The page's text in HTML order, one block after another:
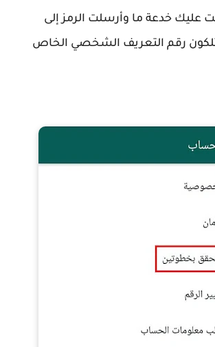
عليك خدعة ما وأرسلت الرمز إلى
رقم التعريف الشخصي الخاص